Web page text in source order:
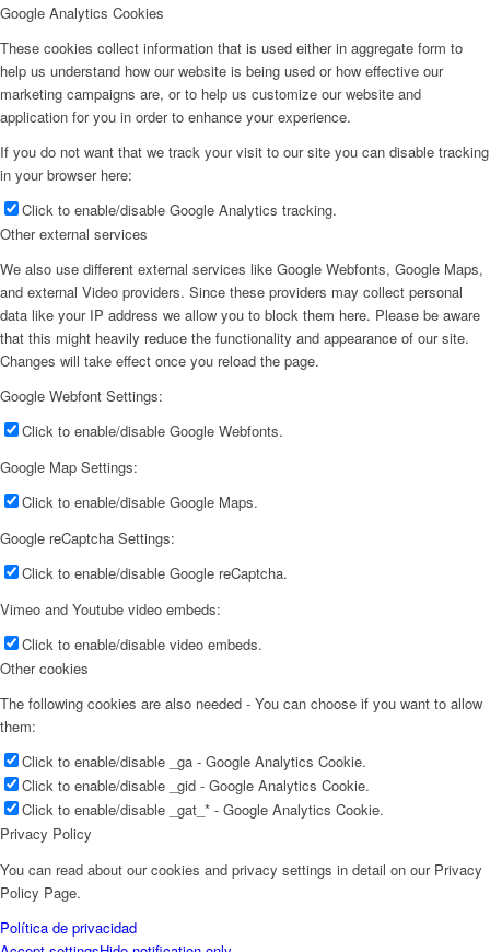
Menú
Google Analytics Cookies
These cookies collect information that is used either in aggregate form to
help us understand how our website is being used or how effective our
marketing campaigns are, or to help us customize our website and
application for you in order to enhance your experience.
If you do not want that we track your visit to our site you can disable tracking
in your browser here:
Click to enable/disable Google Analytics tracking.
Other external services
We also use different external services like Google Webfonts, Google Maps,
and external Video providers. Since these providers may collect personal
data like your IP address we allow you to block them here. Please be aware
that this might heavily reduce the functionality and appearance of our site.
Changes will take effect once you reload the page.
Google Webfont Settings:
Click to enable/disable Google Webfonts.
Google Map Settings:
Click to enable/disable Google Maps.
Google reCaptcha Settings:
Click to enable/disable Google reCaptcha.
Vimeo and Youtube video embeds:
Click to enable/disable video embeds.
Other cookies
The following cookies are also needed - You can choose if you want to allow
them:
Click to enable/disable _ga - Google Analytics Cookie.
Click to enable/disable _gid - Google Analytics Cookie.
Click to enable/disable _gat_* - Google Analytics Cookie.
Privacy Policy
You can read about our cookies and privacy settings in detail on our Privacy
Policy Page.
Política de privacidad